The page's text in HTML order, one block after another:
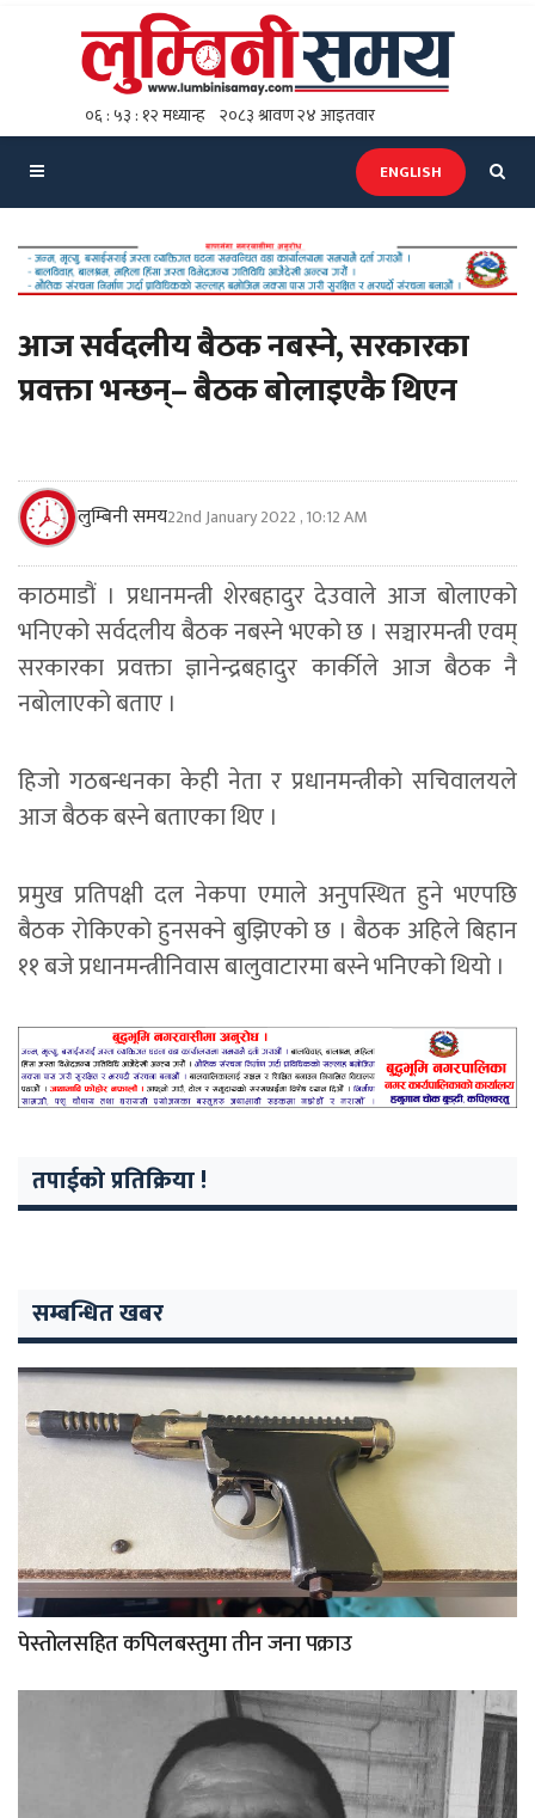
ENGLISH
आज सर्वदलीय बैठक नबस्ने, सरकारका
प्रवक्ता भन्छन्– बैठक बोलाइएकै थिएन
लुम्बिनी समय22nd January 2022 , 10:12 AM
काठमाडौं । प्रधानमन्त्री शेरबहादुर देउवाले आज बोलाएको
भनिएको सर्वदलीय बैठक नबस्ने भएको छ । सञ्चारमन्त्री एवम्
सरकारका प्रवक्ता ज्ञानेन्द्रबहादुर कार्कीले आज बैठक नै
नबोलाएको बताए ।
हिजो गठबन्धनका केही नेता र प्रधानमन्त्रीकाे सचिवालयले
आज बैठक बस्ने बताएका थिए ।
प्रमुख प्रतिपक्षी दल नेकपा एमाले अनुपस्थित हुने भएपछि
बैठक रोकिएको हुनसक्ने बुझिएको छ । बैठक अहिले बिहान
११ बजे प्रधानमन्त्रीनिवास बालुवाटारमा बस्ने भनिएको थियो ।
तपाईको प्रतिक्रिया !
सम्बन्धित खबर
पेस्तोलसहित कपिलबस्तुमा तीन जना पक्राउ